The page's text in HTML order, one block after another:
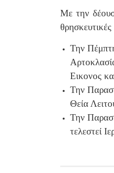
Με την
Την
Εικονος
Την
Θεία
Την
τελεστεί